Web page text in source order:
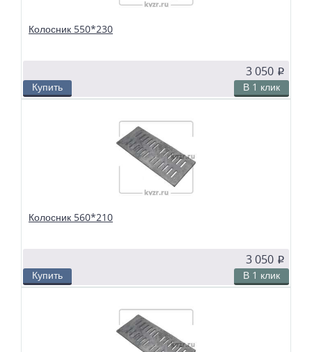
Колосник 550*230
3 050 p
Купить В 1 клик
Колосники чугунные 550*230 применяются в слоевых топках
твердотопливных водогрейных и паровых котлов. Чтобы поддерживать в
топке устойчивый слой горящего топлива, дров, угля или брикетов, из
колосников собираются колосниковые решетки.
Колосник 560*210
3 050 p
Купить В 1 клик
Колосники чугунные 560*210 применяются в слоевых топках
твердотопливных водогрейных и паровых котлов. Чтобы поддерживать в
топке устойчивый слой горящего топлива, дров, угля или брикетов, из
колосников собираются колосниковые решетки.